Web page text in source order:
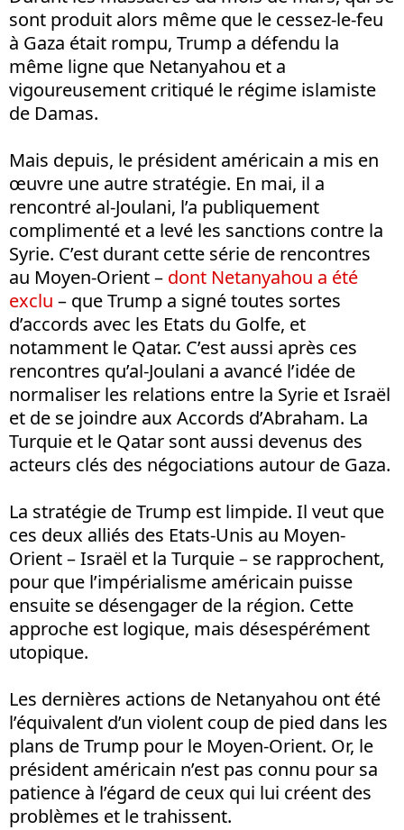
sont produit alors même que le cessez-le-feu
à Gaza était rompu, Trump a défendu la
même ligne que Netanyahou et a
vigoureusement critiqué le régime islamiste
de Damas.
Mais depuis, le président américain a mis en
œuvre une autre stratégie. En mai, il a
rencontré al-Joulani, l’a publiquement
complimenté et a levé les sanctions contre la
Syrie. C’est durant cette série de rencontres
au Moyen-Orient – dont Netanyahou a été
exclu – que Trump a signé toutes sortes
d’accords avec les Etats du Golfe, et
notamment le Qatar. C’est aussi après ces
rencontres qu’al-Joulani a avancé l’idée de
normaliser les relations entre la Syrie et Israël
et de se joindre aux Accords d’Abraham. La
Turquie et le Qatar sont aussi devenus des
acteurs clés des négociations autour de Gaza.
La stratégie de Trump est limpide. Il veut que
ces deux alliés des Etats-Unis au Moyen-
Orient – Israël et la Turquie – se rapprochent,
pour que l’impérialisme américain puisse
ensuite se désengager de la région. Cette
approche est logique, mais désespérément
utopique.
Les dernières actions de Netanyahou ont été
l’équivalent d’un violent coup de pied dans les
plans de Trump pour le Moyen-Orient. Or, le
président américain n’est pas connu pour sa
patience à l’égard de ceux qui lui créent des
problèmes et le trahissent.